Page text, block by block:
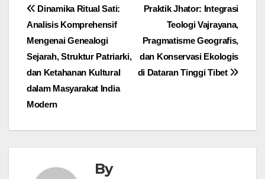
Navigasi
pos
Praktik Jhator: Integrasi
Teologi Vajrayana,
Pragmatisme Geografis,
dan Konservasi Ekologis
di Dataran Tinggi Tibet
Dinamika Ritual Sati:
Analisis Komprehensif
Mengenai Genealogi
Sejarah, Struktur Patriarki,
dan Ketahanan Kultural
dalam Masyarakat India
Modern
By